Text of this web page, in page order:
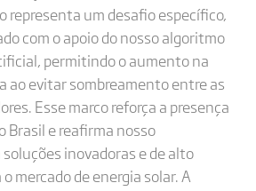
representa um desafio específico,
com o apoio do nosso algoritmo
permitindo o aumento na
ao evitar sombreamento entre as
Esse marco reforça a presença
Brasil e reafirma nosso
inovadoras e de alto
mercado de energia solar. A